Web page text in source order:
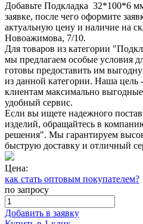
Добавьте Подкладка 32*100*6
заявке, после чего оформите
актуальную цену и наличие на
Новоажимова, 7/10.
Для товаров из категории
мы предлагаем особые условия
готовы предоставить им
из данной категории. Наша цель
клиентам максимально
удобный сервис.
Если вы ищете надежного
изделий, обращайтесь в
решения". Мы гарантируем
быструю доставку и отличный
Цена:
как стать оптовым покупателем?
по запросу
Добавить в заявку